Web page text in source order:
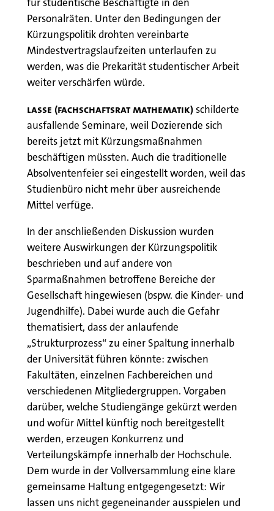
für studentische Beschäftigte in den
Personalräten. Unter den Bedingungen der
Kürzungspolitik drohten vereinbarte
Mindestvertragslaufzeiten unterlaufen zu
werden, was die Prekarität studentischer Arbeit
weiter verschärfen würde.
Lasse (Fachschaftsrat Mathematik)schilderte
ausfallende Seminare, weil Dozierende sich
bereits jetzt mit Kürzungsmaßnahmen
beschäftigen müssten. Auch die traditionelle
Absolventenfeier sei eingestellt worden, weil das
Studienbüro nicht mehr über ausreichende
Mittel verfüge.
In der anschließenden Diskussion wurden
weitere Auswirkungen der Kürzungspolitik
beschrieben und auf andere von
Sparmaßnahmen betroffene Bereiche der
Gesellschaft hingewiesen (bspw. die Kinder- und
Jugendhilfe). Dabei wurde auch die Gefahr
thematisiert, dass der anlaufende
„Strukturprozess“ zu einer Spaltung innerhalb
der Universität führen könnte: zwischen
Fakultäten, einzelnen Fachbereichen und
verschiedenen Mitgliedergruppen. Vorgaben
darüber, welche Studiengänge gekürzt werden
und wofür Mittel künftig noch bereitgestellt
werden, erzeugen Konkurrenz und
Verteilungskämpfe innerhalb der Hochschule.
Dem wurde in der Vollversammlung eine klare
gemeinsame Haltung entgegengesetzt: Wir
lassen uns nicht gegeneinander ausspielen und